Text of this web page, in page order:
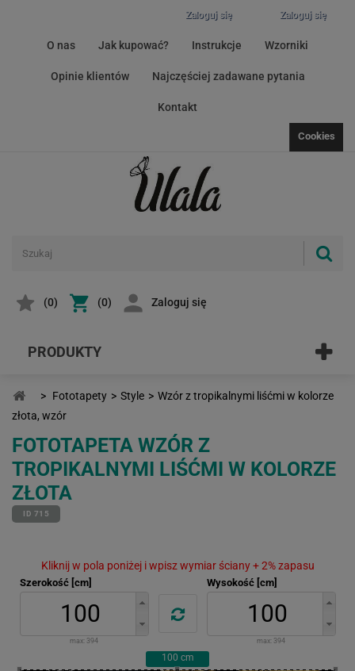
Zaloguj się
Zaloguj się
O nas Jak kupować? Instrukcje Wzorniki
Opinie klientów Najczęściej zadawane pytania
Kontakt
Cookies
(0) (0) Zaloguj się
PRODUKTY
> Fototapety > Style > Wzór z tropikalnymi liśćmi w kolorze
złota, wzór
FOTOTAPETA WZÓR Z
TROPIKALNYMI LIŚĆMI W KOLORZE
ZŁOTA
ID 715
Kliknij w pola poniżej i wpisz wymiar ściany + 2% zapasu
Szerokość [cm]
max: 394
Wysokość [cm]
max: 394
100 cm